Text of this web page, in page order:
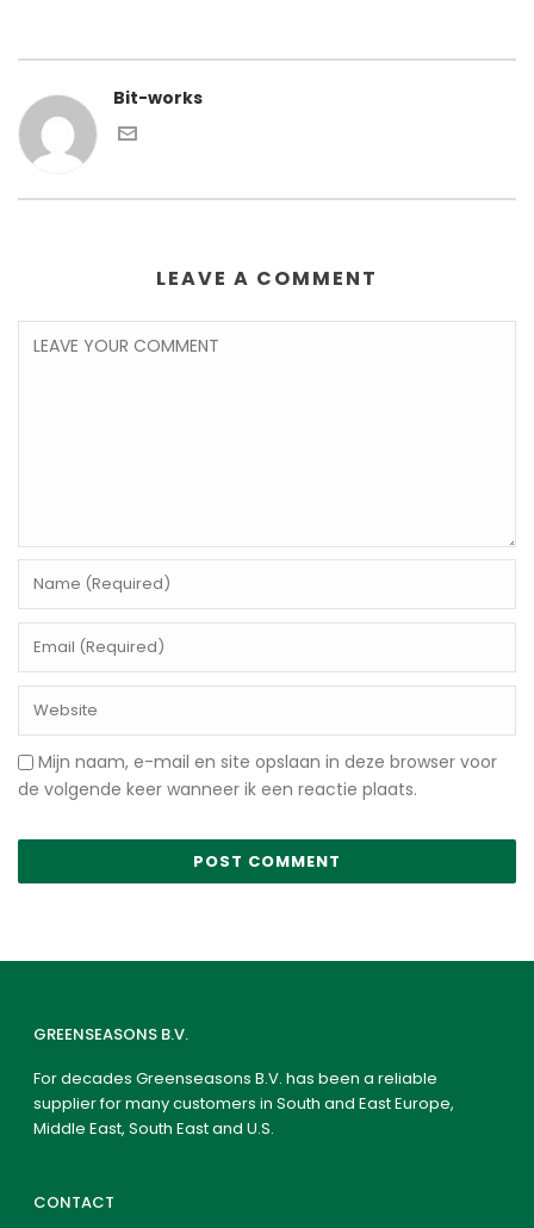
Bit-works
LEAVE A COMMENT
Mijn naam, e-mail en site opslaan in deze browser voor
de volgende keer wanneer ik een reactie plaats.
GREENSEASONS B.V.
For decades Greenseasons B.V. has been a reliable
supplier for many customers in South and East Europe,
Middle East, South East and U.S.
CONTACT